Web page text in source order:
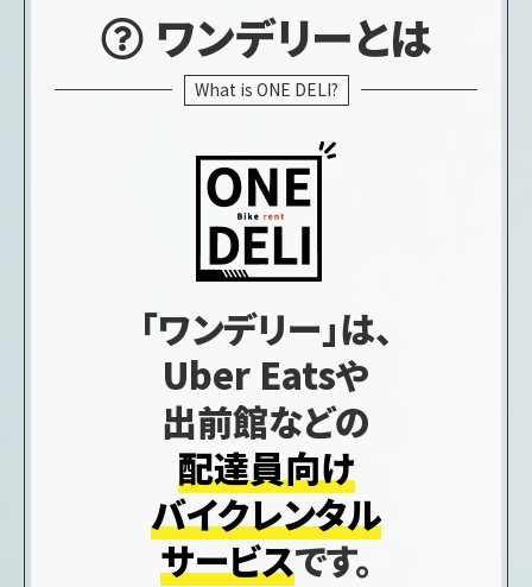
ワンデリーとは
What is ONE DELI?
「ワンデリー」は、
Uber Eatsや
出前館などの
配達員向け
バイクレンタル
サービスです。